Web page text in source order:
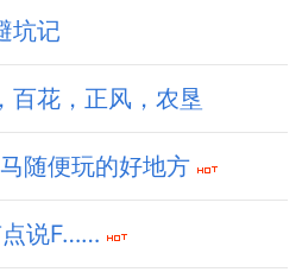
坑记
百花，正风，农垦
随便玩的好地方
点说F……